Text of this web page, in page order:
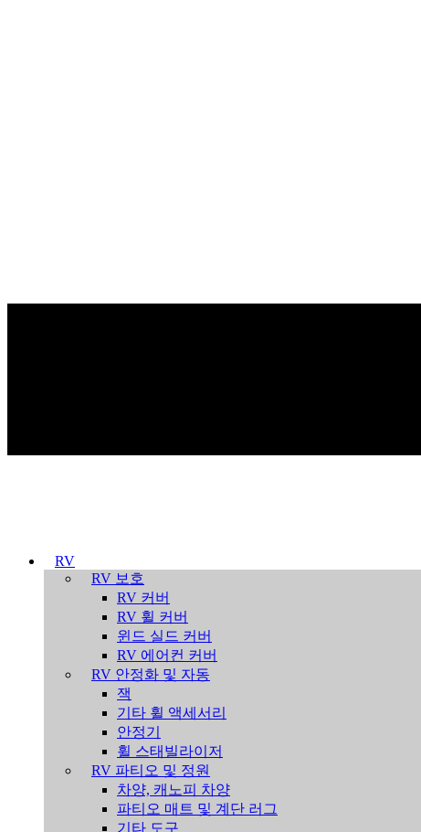
RV
RV 보호
RV 커버
RV 휠 커버
윈드 실드 커버
RV 에어컨 커버
RV 안정화 및 자동
잭
기타 휠 액세서리
안정기
휠 스태빌라이저
RV 파티오 및 정원
차양, 캐노피 차양
파티오 매트 및 계단 러그
기타 도구